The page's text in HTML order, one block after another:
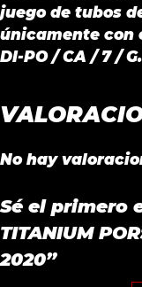
juego de tubos
únicamente con
DI-PO / CA / 7 / G.
No hay
Sé el primero
TITANIUM
2020”